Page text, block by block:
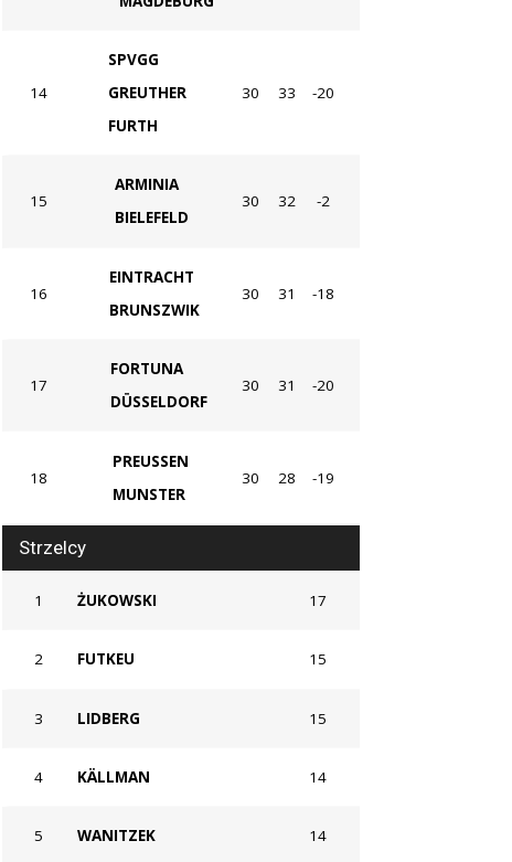
14
SPVGG
GREUTHER
FURTH
30 33 -20
15
ARMINIA
BIELEFELD
30 32 -2
16
EINTRACHT
BRUNSZWIK
30 31 -18
17
FORTUNA
DÜSSELDORF
30 31 -20
18
PREUSSEN
MUNSTER
30 28 -19
Strzelcy
1 ŻUKOWSKI 17
2 FUTKEU 15
3 LIDBERG 15
4 KÄLLMAN 14
5 WANITZEK 14